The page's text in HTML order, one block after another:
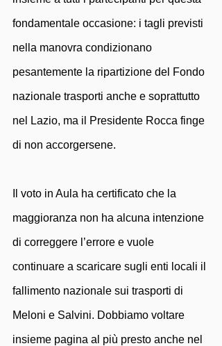
fondamentale occasione: i tagli previsti
nella manovra condizionano
pesantemente la ripartizione del Fondo
nazionale trasporti anche e soprattutto
nel Lazio, ma il Presidente Rocca finge
di non accorgersene.
Il voto in Aula ha certificato che la
maggioranza non ha alcuna intenzione
di correggere l’errore e vuole
continuare a scaricare sugli enti locali il
fallimento nazionale sui trasporti di
Meloni e Salvini. Dobbiamo voltare
insieme pagina al più presto anche nel